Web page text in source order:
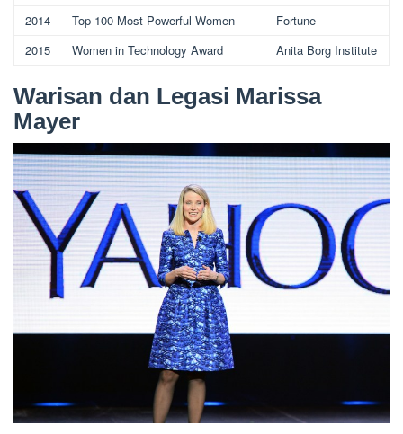
2014
Top 100 Most Powerful Women
Fortune
2015
Women in Technology Award Anita Borg Institute
Warisan dan Legasi Marissa
Mayer